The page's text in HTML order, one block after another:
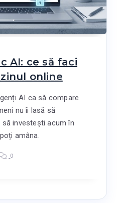
AI: ce să faci
online
AI ca să compare
nu îi lasă să
să investești acum în
amâna.
0